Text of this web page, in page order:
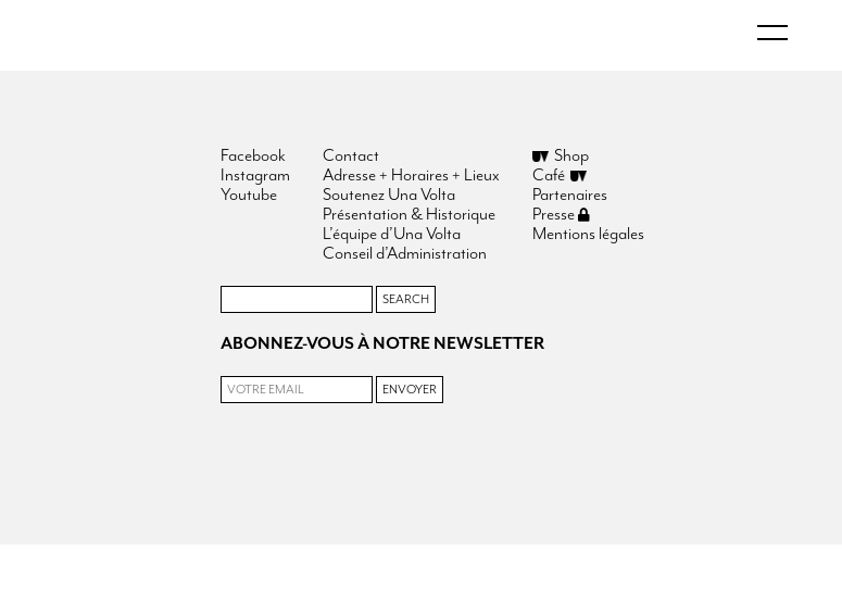
Facebook
Instagram
Youtube
Contact
Adresse + Horaires + Lieux
Soutenez Una Volta
Présentation & Historique
L’équipe d’Una Volta
Conseil d’Administration
Shop
Café
Partenaires
Presse
Mentions légales
ABONNEZ-VOUS À NOTRE NEWSLETTER